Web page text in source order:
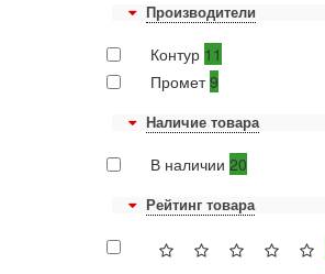
Производители
Контур 11
Промет9
Наличие товара
В наличии 20
Рейтинг товара